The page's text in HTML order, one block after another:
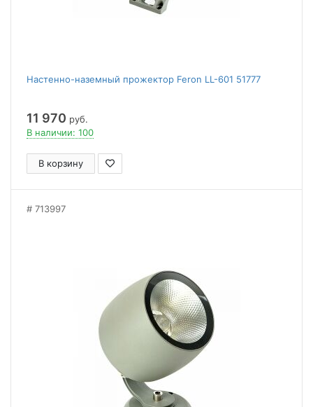
Настенно-наземный прожектор Feron LL-601 51777
11 970 руб.
В наличии: 100
В корзину
713997